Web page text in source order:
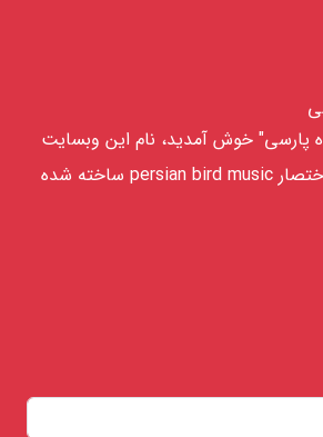
پارسی" خوش آمدید، نام این وبسایت
pbmusic است و از اختصار persian bird music ساخته شده